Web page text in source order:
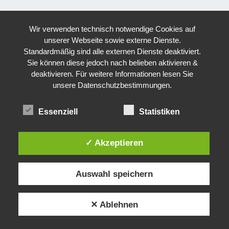
Wir verwenden technisch notwendige Cookies auf
unserer Webseite sowie externe Dienste.
Standardmäßig sind alle externen Dienste deaktiviert.
Sie können diese jedoch nach belieben aktivieren &
deaktivieren. Für weitere Informationen lesen Sie
unsere Datenschutzbestimmungen.
Essenziell Statistiken
✓ Akzeptieren
Auswahl speichern
✕ Ablehnen